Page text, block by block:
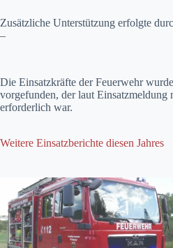
Zusätzliche Unterstützung erfolgte
–
Die Einsatzkräfte der Feuerwehr
vorgefunden, der laut
erforderlich war.
Weitere Einsatzberichte diesen Jahres